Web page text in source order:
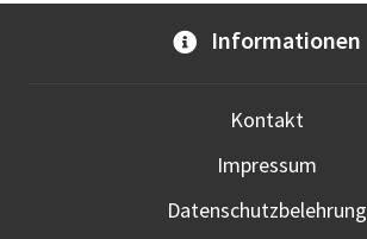
Informationen
Kontakt
Impressum
Datenschutzbelehrung